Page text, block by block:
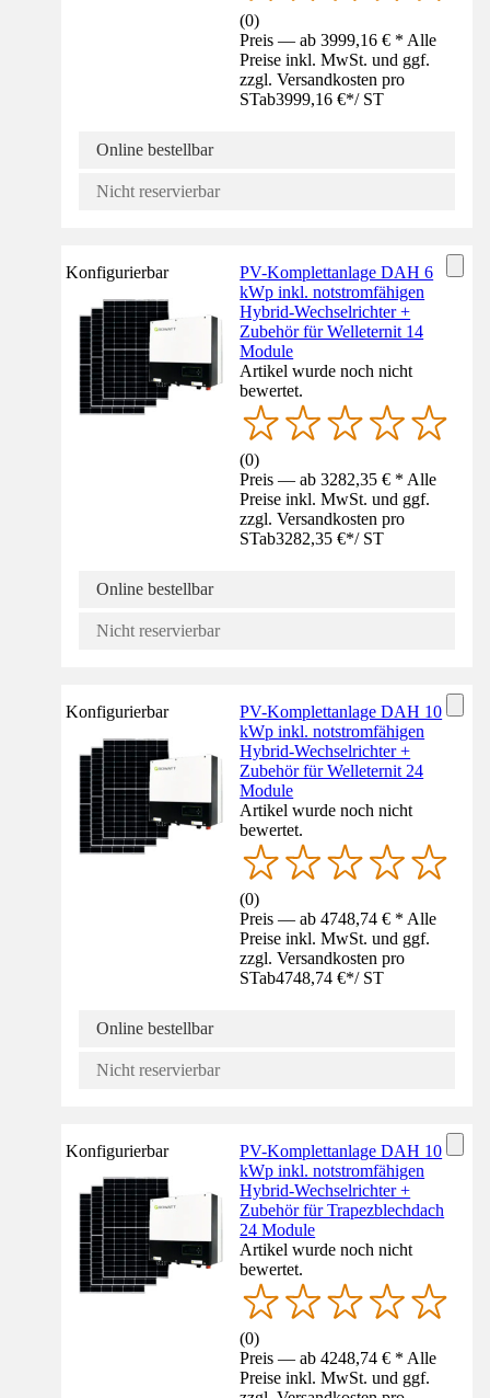
(0)
Preis — ab 3999,16 € * Alle
Preise inkl. MwSt. und ggf.
zzgl. Versandkosten pro
STab3999,16 €*/ ST
Online bestellbar
Nicht reservierbar
Konfigurierbar
PV-Komplettanlage DAH 6
kWp inkl. notstromfähigen
Hybrid-Wechselrichter +
Zubehör für Welleternit 14
Module
Artikel wurde noch nicht
bewertet.
(0)
Preis — ab 3282,35 € * Alle
Preise inkl. MwSt. und ggf.
zzgl. Versandkosten pro
STab3282,35 €*/ ST
Online bestellbar
Nicht reservierbar
Konfigurierbar
PV-Komplettanlage DAH 10
kWp inkl. notstromfähigen
Hybrid-Wechselrichter +
Zubehör für Welleternit 24
Module
Artikel wurde noch nicht
bewertet.
(0)
Preis — ab 4748,74 € * Alle
Preise inkl. MwSt. und ggf.
zzgl. Versandkosten pro
STab4748,74 €*/ ST
Online bestellbar
Nicht reservierbar
Konfigurierbar
PV-Komplettanlage DAH 10
kWp inkl. notstromfähigen
Hybrid-Wechselrichter +
Zubehör für Trapezblechdach
24 Module
Artikel wurde noch nicht
bewertet.
(0)
Preis — ab 4248,74 € * Alle
Preise inkl. MwSt. und ggf.